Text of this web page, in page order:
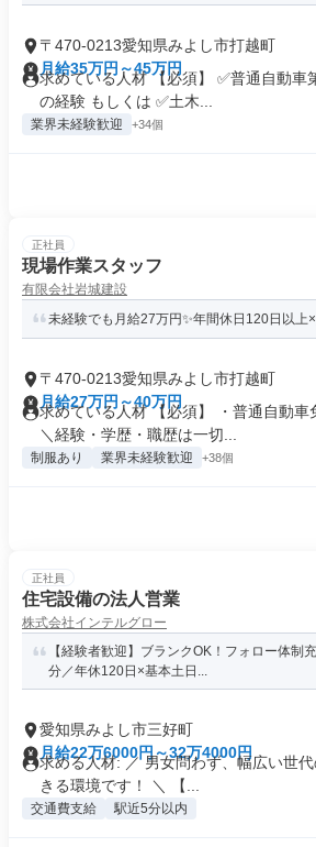
〒470-0213愛知県みよし市打越町
月給35万円～45万円
求めている人材 【必須】 ✅普通自動車
の経験 もしくは ✅土木...
業界未経験歓迎 +34個
正社員
現場作業スタッフ
有限会社岩城建設
未経験でも月給27万円✨年間休日120日以上
〒470-0213愛知県みよし市打越町
月給27万円～40万円
求めている人材 【必須】 ・普通自動車
＼経験・学歴・職歴は一切...
制服あり 業界未経験歓迎 +38個
正社員
住宅設備の法人営業
株式会社インテルグロー
【経験者歓迎】ブランクOK！フォロー体制
分／年休120日×基本土日...
愛知県みよし市三好町
月給22万6000円～32万4000円
求める人材: ／ 男女問わず、幅広い世
きる環境です！ ＼ 【...
交通費支給 駅近5分以内